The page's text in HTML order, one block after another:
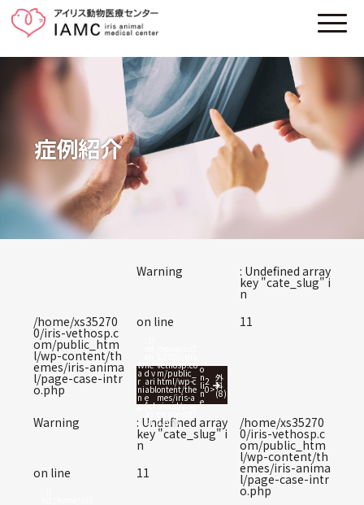
症例紹介
Warning : Undefined array
key "cate_slug" i
n
/home/xs35270
0/iris-vethosp.c
om/public_htm
l/wp-content/th
emes/iris-anima
l/page-case-intr
o.php
on line 11
W
a
r
ni
n
g
ne
d v
ari
abl
e
$cl
s i
n
vethosp.co
m/public_
html/wp-c
ontent/the
mes/iris-a
nimal/pag
o.php
o
n
li
n
e
2
0>
外
科
(8)
Warning : Undefined array
key "cate_slug" i
n
/home/xs35270
0/iris-vethosp.c
om/public_htm
l/wp-content/th
emes/iris-anima
l/page-case-intr
o.php
on line 11